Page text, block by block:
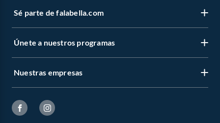
Sé parte de falabella.com
Únete a nuestros programas
Nuestras empresas